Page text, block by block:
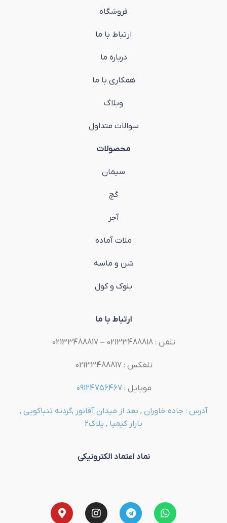
فروشگاه
ارتباط با ما
درباره ما
همکاری با ما
وبلاگ
سوالات متداول
محصولات
سیمان
گچ
آجر
ملات آماده
شن و ماسه
بلوک و کول
ارتباط با ما
تلفن : 02133488818 – 02133488817
تلفکس : 02133488817
موبایل :09124756467
آدرس : جاده خاوران , بعد از میدان آقانور ,گردنه تنباکویی ,
بازار کیمیا , پلاک2
نماد اعتماد الکترونیکی